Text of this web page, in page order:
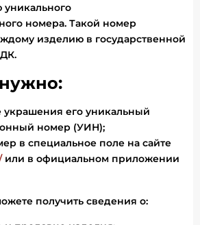
номера. Такой номер
изделию в государственной
украшения его уникальный
номер (УИН);
в специальное поле на сайте
или в официальном приложении
получить сведения о: